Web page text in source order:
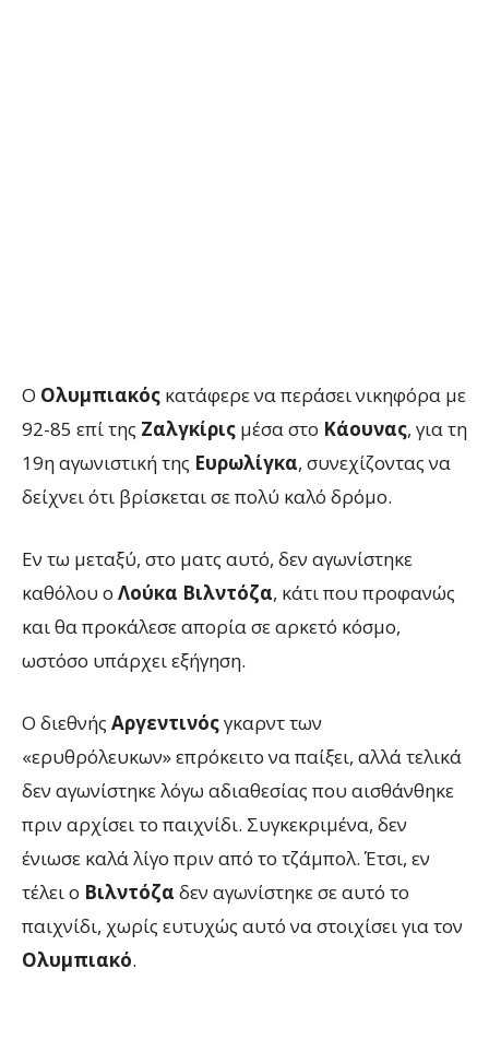
Ο Ολυμπιακός κατάφερε να περάσει νικηφόρα με
92-85 επί της Ζαλγκίρις μέσα στο Κάουνας, για τη
19η αγωνιστική της Ευρωλίγκα, συνεχίζοντας να
δείχνει ότι βρίσκεται σε πολύ καλό δρόμο.
Εν τω μεταξύ, στο ματς αυτό, δεν αγωνίστηκε
καθόλου ο Λούκα Βιλντόζα, κάτι που προφανώς
και θα προκάλεσε απορία σε αρκετό κόσμο,
ωστόσο υπάρχει εξήγηση.
Ο διεθνής Αργεντινόςγκαρντ των
«ερυθρόλευκων» επρόκειτο να παίξει, αλλά τελικά
δεν αγωνίστηκε λόγω αδιαθεσίας που αισθάνθηκε
πριν αρχίσει το παιχνίδι. Συγκεκριμένα, δεν
ένιωσε καλά λίγο πριν από το τζάμπολ. Έτσι, εν
τέλει ο Βιλντόζα δεν αγωνίστηκε σε αυτό το
παιχνίδι, χωρίς ευτυχώς αυτό να στοιχίσει για τον
Ολυμπιακό.